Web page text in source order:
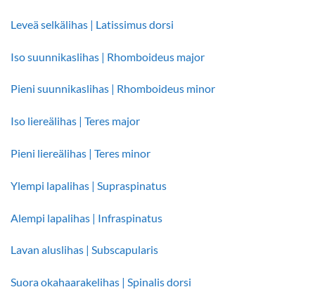
Leveä selkälihas | Latissimus dorsi
Iso suunnikaslihas | Rhomboideus major
Pieni suunnikaslihas | Rhomboideus minor
Iso liereälihas | Teres major
Pieni liereälihas | Teres minor
Ylempi lapalihas | Supraspinatus
Alempi lapalihas | Infraspinatus
Lavan aluslihas | Subscapularis
Suora okahaarakelihas | Spinalis dorsi